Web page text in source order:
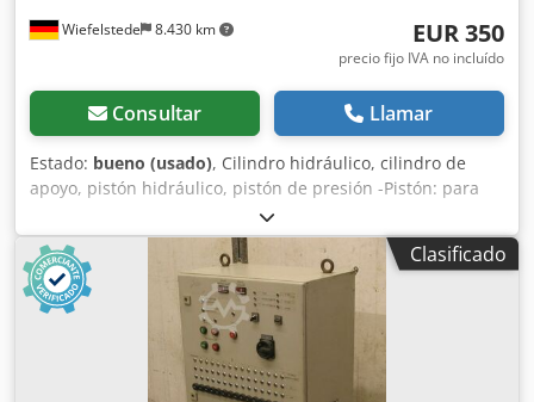
Wiefelstede 8.430 km EUR 350
precio fijo IVA no incluído
Consultar Llamar
Estado: bueno (usado), Cilindro hidráulico, cilindro de
apoyo, pistón hidráulico, pistón de presión -Pistón: para
avance de túneles Herrenknecht -Diámetro del pistón:
aprox. 140 mm -Vástago del pistón: Ø 115 mm -Carrera:
310 mm -Presión máxima del pistón: 500 bar -Uso
universal Dcsdscgf Rzspfx An Ijk -Cantidad: 3 cilindros
disponibles -Precio: por unidad -Dimensiones:
168/200/A550 mm -Peso: 82 kg/unidad
Clasificado